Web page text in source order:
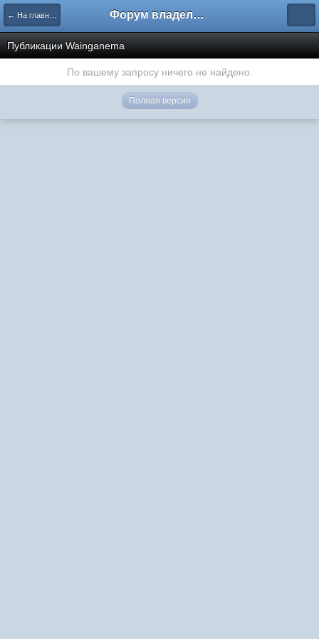
← На главную Форум владельцев интернет-магазинов
Публикации Wainganema
По вашему запросу ничего не найдено.
Полная версия